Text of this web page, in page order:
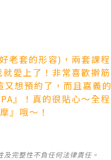
老套的形容)，兩套課程
愛上了！非常喜歡擀筋
想預約了，而且嘉義的
』！真的很貼心～全程
』哦～！
完整性不負任何法律責任。